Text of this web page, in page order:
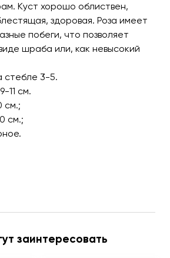
Куст хорошо облиствен,
здоровая. Роза имеет
побеги, что позволяет
шраба или, как невысокий
стебле 3-5.
11 см.
см.;
см.;
заинтересовать